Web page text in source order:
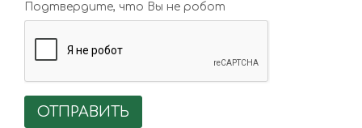
Подтвердите, что Вы не робот
ОТПРАВИТЬ